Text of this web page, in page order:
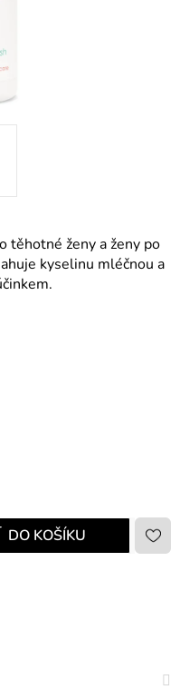
těhotné ženy a ženy po
kyselinu mléčnou a
DO KOŠÍKU